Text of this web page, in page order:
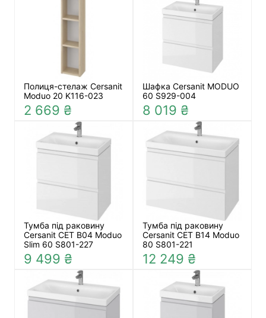
Полиця-стелаж Cersanit
Moduo 20 K116-023
2 669 ₴
Шафка Cersanit MODUO
60 S929-004
8 019 ₴
Тумба під раковину
Cersanit СЕТ B04 Moduo
Slim 60 S801-227
9 499 ₴
Тумба під раковину
Cersanit СЕТ B14 Moduo
80 S801-221
12 249 ₴